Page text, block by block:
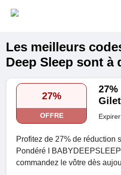
Les meilleurs
Deep Sleep sont à
27%
OFFRE
Profitez de 27% de réduction
Pondéré I
commandez le vôtre dès